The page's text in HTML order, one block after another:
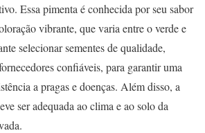
Essa pimenta é conhecida por seu sabor
vibrante, que varia entre o verde e
selecionar sementes de qualidade,
confiáveis, para garantir uma
a pragas e doenças. Além disso, a
ser adequada ao clima e ao solo da